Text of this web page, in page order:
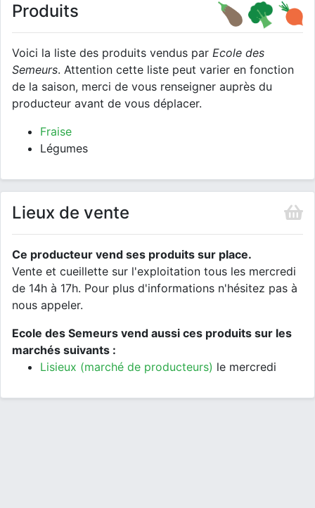
Produits
Voici la liste des produits vendus par Ecole des
Semeurs. Attention cette liste peut varier en fonction
de la saison, merci de vous renseigner auprès du
producteur avant de vous déplacer.
Fraise
Légumes
Lieux de vente
Ce producteur vend ses produits sur place.
Vente et cueillette sur l'exploitation tous les mercredi
de 14h à 17h. Pour plus d'informations n'hésitez pas à
nous appeler.
Ecole des Semeurs vend aussi ces produits sur les
marchés suivants :
Lisieux (marché de producteurs) le mercredi